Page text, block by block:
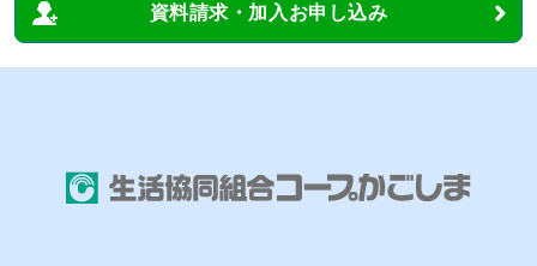
資料請求・加入お申し込み